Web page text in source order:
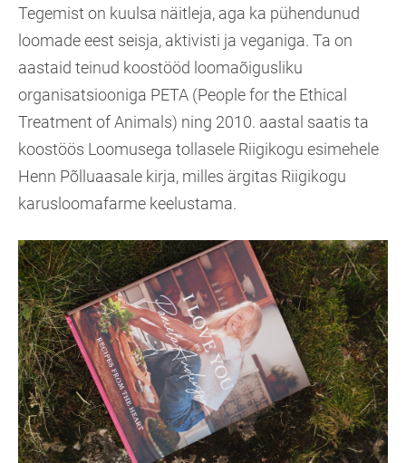
Tegemist on kuulsa näitleja, aga ka pühendunud
loomade eest seisja, aktivisti ja veganiga. Ta on
aastaid teinud koostööd loomaõigusliku
organisatsiooniga PETA (People for the Ethical
Treatment of Animals) ning 2010. aastal saatis ta
koostöös Loomusega tollasele Riigikogu esimehele
Henn Põlluaasale kirja, milles ärgitas Riigikogu
karusloomafarme keelustama.